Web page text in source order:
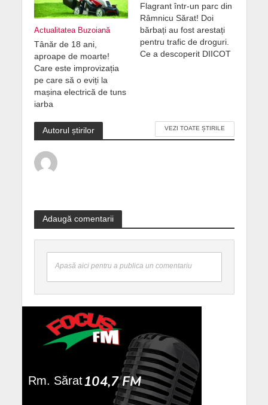
Actualitatea Buzoiană
Tânăr de 18 ani,
aproape de moarte!
Care este improvizația
pe care să o eviți la
mașina electrică de tuns
iarba
Flagrant într-un parc din
Râmnicu Sărat! Doi
bărbați au fost arestați
pentru trafic de droguri.
Ce a descoperit DIICOT
Autorul știrilor VEZI TOATE ȘTIRILE
Adaugă comentarii
Apasă aici pentru a publica un comentariu